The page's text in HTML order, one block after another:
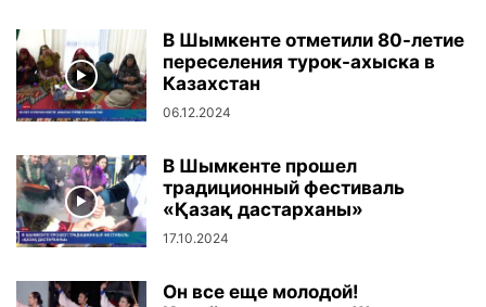
В Шымкенте отметили 80-летие
переселения турок-ахыска в
Казахстан
06.12.2024
В Шымкенте прошел
традиционный фестиваль
«Қазақ дастарханы»
17.10.2024
Он все еще молодой!